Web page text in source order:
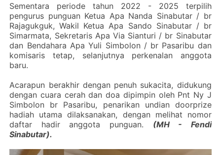
Sementara periode tahun 2022 - 2025 terpilih
pengurus punguan Ketua Apa Nanda Sinabutar / br
Rajagukguk, Wakil Ketua Apa Sando Sinabutar / br
Simarmata, Sekretaris Apa Via Sianturi / br Sinabutar
dan Bendahara Apa Yuli Simbolon / br Pasaribu dan
komisaris tetap, selanjutnya perkenalan anggota
baru.
Acarapun berakhir dengan penuh sukacita, didukung
dengan cuara cerah dan doa dipimpin oleh Pnt Ny J
Simbolon br Pasaribu, penarikan undian doorprize
hadiah utama dilaksanakan, dengan melihat nomor
daftar hadir anggota punguan. (MH - Fendi
Sinabutar).